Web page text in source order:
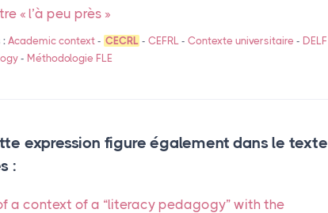
« l’à peu près »
: Academic context - CECRL -CEFRL -Contexte universitaire - DELF
- Méthodologie FLE
expression figure également dans le texte
:
a context of a “literacy pedagogy” with the